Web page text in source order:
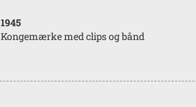
1945
Kongemærke med clips og bånd